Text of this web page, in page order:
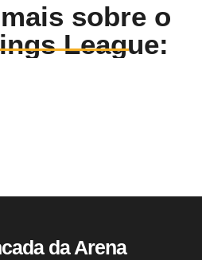
sobre o
League:
da Arena